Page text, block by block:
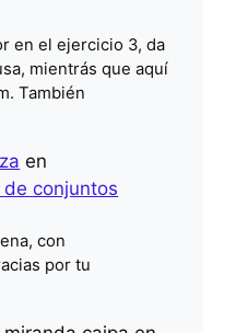
en el ejercicio 3, da
mientrás que aquí
También
en
conjuntos
con
por tu